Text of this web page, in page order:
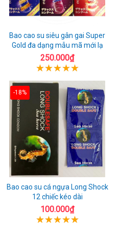
Bao cao su siêu gân gai Super
Gold đa dạng mẫu mã mới lạ
250.000₫
-18%
Bao cao su cá ngựa Long Shock
12 chiếc kéo dài
100.000₫